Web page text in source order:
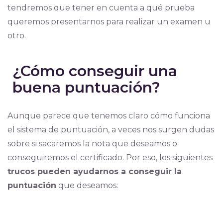
tendremos que tener en cuenta a qué prueba
queremos presentarnos para realizar un examen u
otro.
¿Cómo conseguir una
buena puntuación?
Aunque parece que tenemos claro cómo funciona
el sistema de puntuación, a veces nos surgen dudas
sobre si sacaremos la nota que deseamos o
conseguiremos el certificado. Por eso, los siguientes
trucos pueden ayudarnos a conseguir la
puntuación que deseamos: